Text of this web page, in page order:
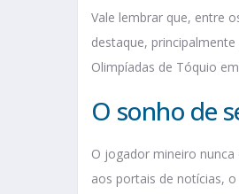
Vale lembrar que, entre
destaque,
Olimpíadas de Tóquio
O sonho de
O jogador mineiro
aos portais de notícias,